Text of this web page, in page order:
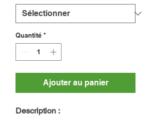
Quantité *
Ajouter au panier
Description :